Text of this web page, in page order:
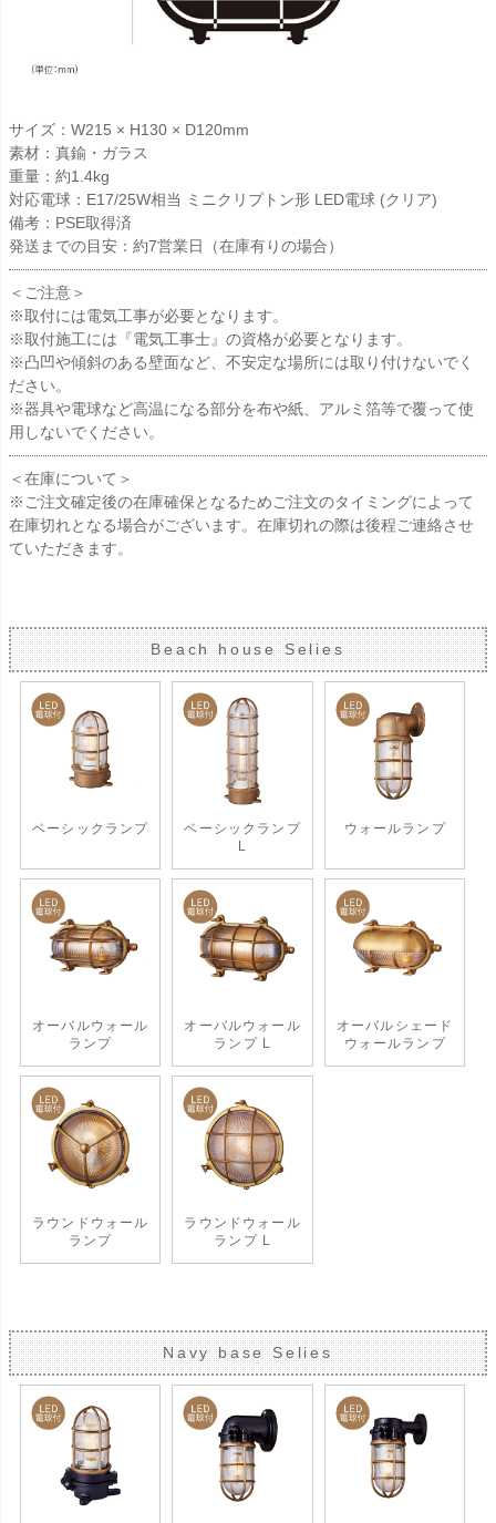
サイズ：W215 × H130 × D120mm
素材：真鍮・ガラス
重量：約1.4kg
対応電球：E17/25W相当 ミニクリプトン形 LED電球 (クリア)
備考：PSE取得済
発送までの目安：約7営業日（在庫有りの場合）
＜ご注意＞
※取付には電気工事が必要となります。
※取付施工には『電気工事士』の資格が必要となります。
※凸凹や傾斜のある壁面など、不安定な場所には取り付けないでく
ださい。
※器具や電球など高温になる部分を布や紙、アルミ箔等で覆って使
用しないでください。
＜在庫について＞
※ご注文確定後の在庫確保となるためご注文のタイミングによって
在庫切れとなる場合がございます。在庫切れの際は後程ご連絡させ
ていただきます。
Beach house Selies
ベーシックランプ
ベーシックランプ
ウォールランプ
オーバルウォール
ランプ
オーバルウォール
ランプ L
オーバルシェード
ウォールランプ
ラウンドウォール
ランプ
ラウンドウォール
ランプ L
Navy base Selies